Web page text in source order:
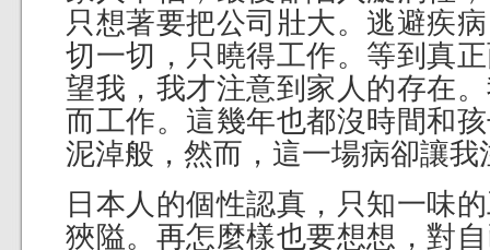
只想著要把公司壯大。逃避疾
切一切，只曉得工作。等到真
望我，我才注意到家人的存在
而工作。這幾年也都沒時間和
泥淖般，然而，這一場病卻讓
日本人的個性認真，只知一味
狹隘。再怎麼樣也要想想，對